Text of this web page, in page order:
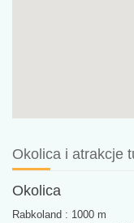
Okolica i atrakcje
Okolica
Rabkoland : 1000 m